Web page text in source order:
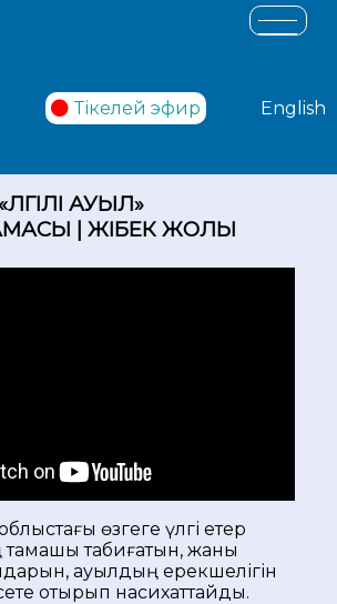
Тікелей эфир English
«ҮЛГІЛІ АУЫЛ»
| ЖІБЕК ЖОЛЫ
өзгеге үлгі етер
табиғатын, жаны
ауылдың ерекшелігін
отырып насихаттайды.